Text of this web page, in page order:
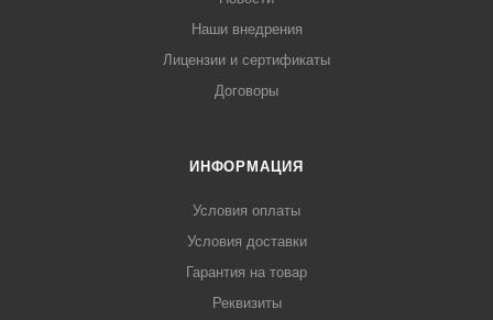
Наши внедрения
Лицензии и сертификаты
Договоры
ИНФОРМАЦИЯ
Условия оплаты
Условия доставки
Гарантия на товар
Реквизиты